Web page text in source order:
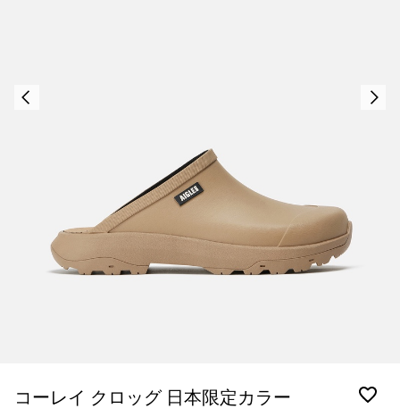
コーレイ クロッグ 日本限定カラー